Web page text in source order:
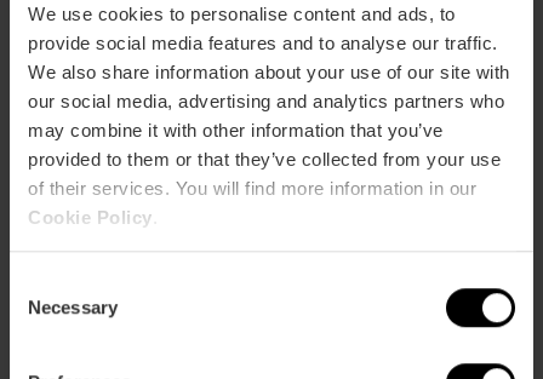
We use cookies to personalise content and ads, to
provide social media features and to analyse our traffic.
We also share information about your use of our site with
our social media, advertising and analytics partners who
may combine it with other information that you’ve
provided to them or that they’ve collected from your use
of their services. You will find more information in our
Cookie Policy
Necessary
Llega el tomate valenciano, ¡que no
falte en tu mesa!
15 de mayo 2020